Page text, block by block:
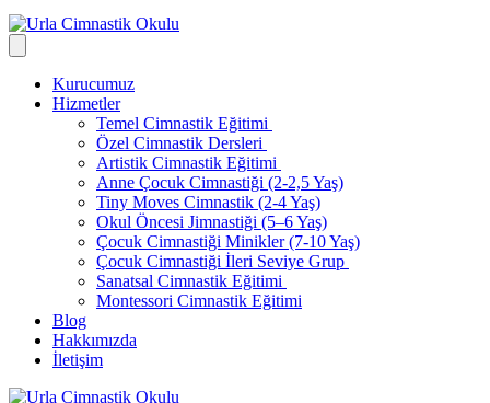
Kurucumuz
Hizmetler
Temel Cimnastik Eğitimi
Özel Cimnastik Dersleri
Artistik Cimnastik Eğitimi
Anne Çocuk Cimnastiği (2-2,5 Yaş)
Tiny Moves Cimnastik (2-4 Yaş)
Okul Öncesi Jimnastiği (5–6 Yaş)
Çocuk Cimnastiği Minikler (7-10 Yaş)
Çocuk Cimnastiği İleri Seviye Grup
Sanatsal Cimnastik Eğitimi
Montessori Cimnastik Eğitimi
Blog
Hakkımızda
İletişim